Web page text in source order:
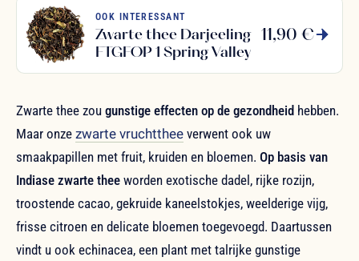
OOK INTERESSANT
Zwarte thee Darjeeling
FTGFOP 1 Spring Valley
11,90 €
Zwarte thee zou gunstige effecten op de gezondheid hebben.
Maar onze zwarte vruchtthee verwent ook uw
smaakpapillen met fruit, kruiden en bloemen. Op basis van
Indiase zwarte thee worden exotische dadel, rijke rozijn,
troostende cacao, gekruide kaneelstokjes, weelderige vijg,
frisse citroen en delicate bloemen toegevoegd. Daartussen
vindt u ook echinacea, een plant met talrijke gunstige